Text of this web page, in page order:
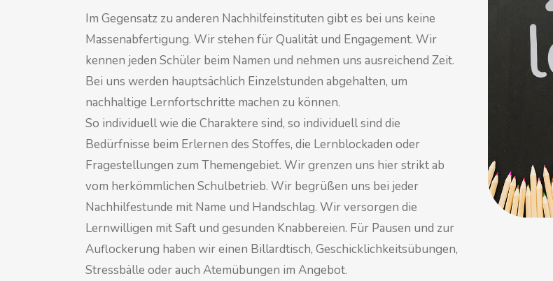
Im Gegensatz zu anderen Nachhilfeinstituten gibt es bei uns keine
Massenabfertigung. Wir stehen für Qualität und Engagement. Wir
kennen jeden Schüler beim Namen und nehmen uns ausreichend Zeit.
Bei uns werden hauptsächlich Einzelstunden abgehalten, um
nachhaltige Lernfortschritte machen zu können.
So individuell wie die Charaktere sind, so individuell sind die
Bedürfnisse beim Erlernen des Stoffes, die Lernblockaden oder
Fragestellungen zum Themengebiet. Wir grenzen uns hier strikt ab
vom herkömmlichen Schulbetrieb. Wir begrüßen uns bei jeder
Nachhilfestunde mit Name und Handschlag. Wir versorgen die
Lernwilligen mit Saft und gesunden Knabbereien. Für Pausen und zur
Auflockerung haben wir einen Billardtisch, Geschicklichkeitsübungen,
Stressbälle oder auch Atemübungen im Angebot.